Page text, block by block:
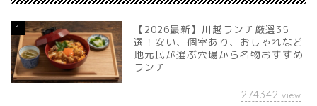
1
【2026最新】川越ランチ厳選35
選！安い、個室あり、おしゃれなど
地元民が選ぶ穴場から名物おすすめ
ランチ
274342 view